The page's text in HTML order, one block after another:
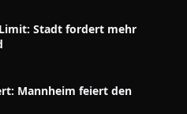
Stadt fordert mehr
Mannheim feiert den